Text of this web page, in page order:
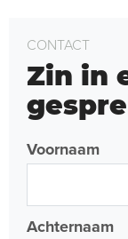
CONTACT
Zin in
Voornaam
Achternaam